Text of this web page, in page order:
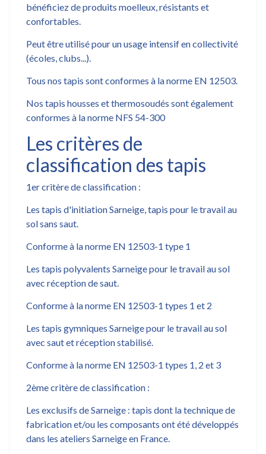
bénéficiez de produits moelleux, résistants et
confortables.
Peut être utilisé pour un usage intensif en collectivité
(écoles, clubs...).
Tous nos tapis sont conformes à la norme EN 12503.
Nos tapis housses et thermosoudés sont également
conformes à la norme NFS 54-300
Les critères de
classification des tapis
1er critère de classification :
Les tapis d'initiation Sarneige, tapis pour le travail au
sol sans saut.
Conforme à la norme EN 12503-1 type 1
Les tapis polyvalents Sarneige pour le travail au sol
avec réception de saut.
Conforme à la norme EN 12503-1 types 1 et 2
Les tapis gymniques Sarneige pour le travail au sol
avec saut et réception stabilisé.
Conforme à la norme EN 12503-1 types 1, 2 et 3
2ème critère de classification :
Les exclusifs de Sarneige : tapis dont la technique de
fabrication et/ou les composants ont été développés
dans les ateliers Sarneige en France.